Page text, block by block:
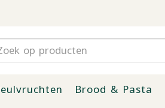
Brood & Pasta